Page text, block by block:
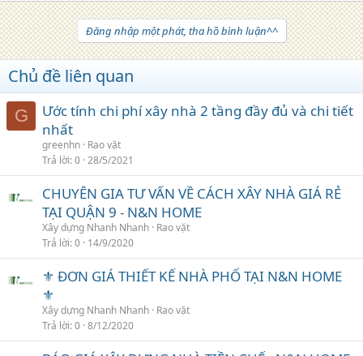
Đăng nhập một phát, tha hồ bình luận^^
Chủ đề liên quan
G
Ước tính chi phí xây nhà 2 tầng đầy đủ và chi tiết
nhất
greenhn Rao vặt
Trả lời 0 28/5/2021
CHUYÊN GIA TƯ VẤN VỀ CÁCH XÂY NHÀ GIÁ RẺ
TẠI QUẬN 9 - N&N HOME
Xây dựng Nhanh Nhanh Rao vặt
Trả lời 0 14/9/2020
⚜️ ĐƠN GIÁ THIẾT KẾ NHÀ PHỐ TẠI N&N HOME
⚜️
Xây dựng Nhanh Nhanh Rao vặt
Trả lời 0 8/12/2020